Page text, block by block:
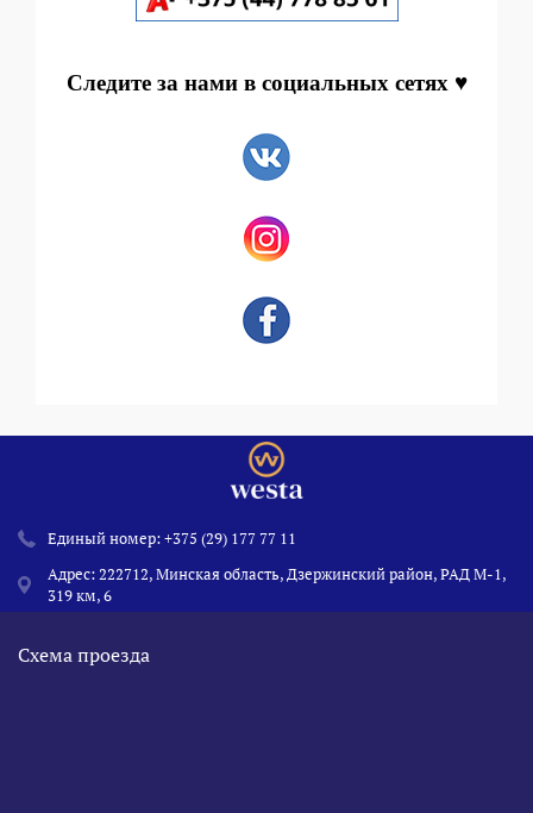
Следите за нами в социальных сетях ♥
Единый номер:+375 (29) 177 77 11
Адрес: 222712, Минская область, Дзержинский район, РАД М-1,
319 км, 6
Схема проезда